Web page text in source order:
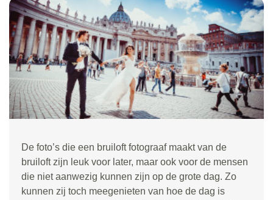
De foto’s die een bruiloft fotograaf maakt van de
bruiloft zijn leuk voor later, maar ook voor de mensen
die niet aanwezig kunnen zijn op de grote dag. Zo
kunnen zij toch meegenieten van hoe de dag is